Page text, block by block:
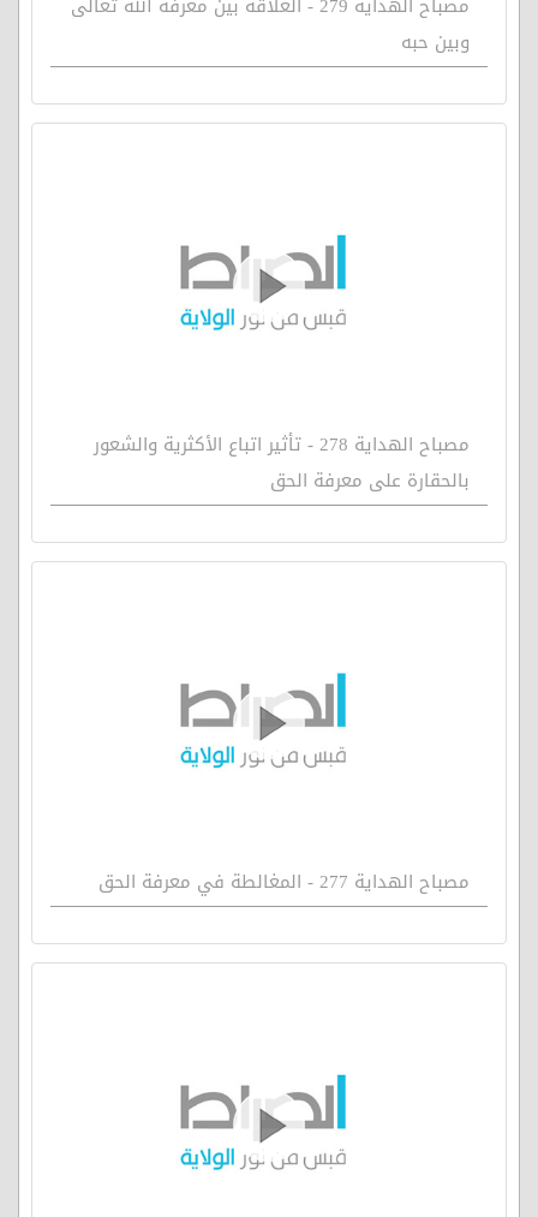
وبين حبه
مصباح الهداية 278 - تأثير اتباع الأكثرية والشعور
بالحقارة على معرفة الحق
مصباح الهداية 277 - المغالطة في معرفة الحق